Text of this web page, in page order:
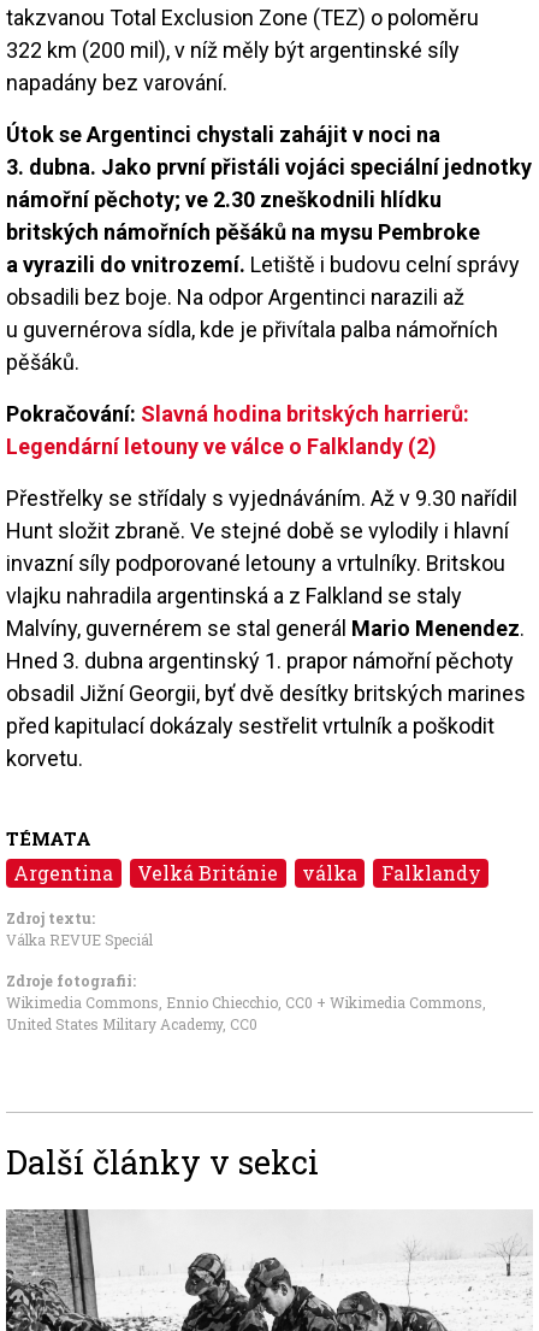
takzvanou Total Exclusion Zone (TEZ) o poloměru
322 km (200 mil), v níž měly být argentinské síly
napadány bez varování.
Útok se Argentinci chystali zahájit v noci na
3. dubna. Jako první přistáli vojáci speciální jednotky
námořní pěchoty; ve 2.30 zneškodnili hlídku
britských námořních pěšáků na mysu Pembroke
a vyrazili do vnitrozemí. Letiště i budovu celní správy
obsadili bez boje. Na odpor Argentinci narazili až
u guvernérova sídla, kde je přivítala palba námořních
pěšáků.
Pokračování: Slavná hodina britských harrierů:
Legendární letouny ve válce o Falklandy (2)
Přestřelky se střídaly s vyjednáváním. Až v 9.30 nařídil
Hunt složit zbraně. Ve stejné době se vylodily i hlavní
invazní síly podporované letouny a vrtulníky. Britskou
vlajku nahradila argentinská a z Falkland se staly
Malvíny, guvernérem se stal generál Mario Menendez.
Hned 3. dubna argentinský 1. prapor námořní pěchoty
obsadil Jižní Georgii, byť dvě desítky britských marines
před kapitulací dokázaly sestřelit vrtulník a poškodit
korvetu.
TÉMATA
Argentina Velká Británie válka Falklandy
Zdroj textu:
Válka REVUE Speciál
Zdroje fotografii:
Wikimedia Commons, Ennio Chiecchio CC0 + Wikimedia Commons,
United States Military Academy, CC0
Další články v sekci
Image